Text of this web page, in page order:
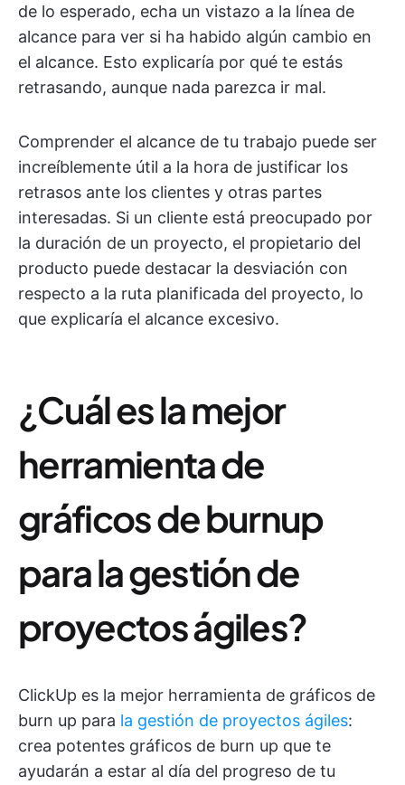
de lo esperado, echa un vistazo a la línea de
alcance para ver si ha habido algún cambio en
el alcance. Esto explicaría por qué te estás
retrasando, aunque nada parezca ir mal.
Comprender el alcance de tu trabajo puede ser
increíblemente útil a la hora de justificar los
retrasos ante los clientes y otras partes
interesadas. Si un cliente está preocupado por
la duración de un proyecto, el propietario del
producto puede destacar la desviación con
respecto a la ruta planificada del proyecto, lo
que explicaría el alcance excesivo.
¿Cuál es la mejor
herramienta de
gráficos de burnup
para la gestión de
proyectos ágiles?
ClickUp es la mejor herramienta de gráficos de
burn up para la gestión de proyectos ágiles:
crea potentes gráficos de burn up que te
ayudarán a estar al día del progreso de tu